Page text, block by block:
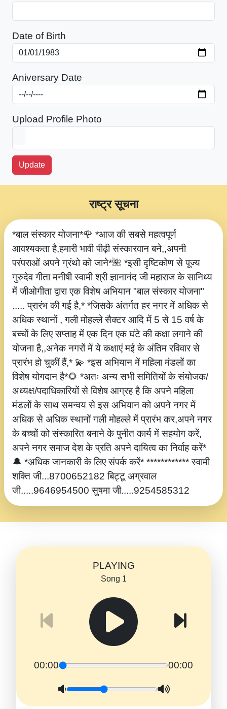
Date of Birth
Aniversary Date
Upload Profile Photo
Update
*बाल संस्कार योजना*🌹 *आज की सबसे महत्वपूर्ण
आवश्यकता है,हमारी भावी पीढ़ी संस्कारवान बने,,अपनी
परंपराओं अपने ग्रंथो को जाने*🌺 *इसी दृष्टिकोण से पूज्य
गुरुदेव गीता मनीषी स्वामी श्री ज्ञानानंद जी महाराज के सानिध्य
में जीओगीता द्वारा एक विशेष अभियान "बाल संस्कार योजना"
..... प्रारंभ की गई है,* *जिसके अंतर्गत हर नगर में अधिक से
अधिक स्थानों , गली मोहल्ले सैक्टर आदि में 5 से 15 वर्ष के
बच्चों के लिए सप्ताह में एक दिन एक घंटे की कक्षा लगाने की
योजना है,,अनेक नगरों में ये कक्षाएं मई के अंतिम रविवार से
प्रारंभ हो चुकीं हैं,* 💫 *इस अभियान में महिला मंडलों का
विशेष योगदान है*🌻 *अतः अन्य सभी समितियों के संयोजक/
अध्यक्ष/पदाधिकारियों से विशेष आग्रह है कि अपने महिला
मंडलों के साथ समन्वय से इस अभियान को अपने नगर में
अधिक से अधिक स्थानों गली मोहल्ले में प्रारंभ कर,अपने नगर
के बच्चों को संस्कारित बनाने के पुनीत कार्य में सहयोग करें,
अपने नगर समाज देश के प्रति अपने दायित्व का निर्वाह करें*
🔔 *अधिक जानकारी के लिए संपर्क करें* ************ स्वामी
शक्ति जी...8700652182 बिट्टू अग्रवाल
जी.....9646954500 सुषमा जी.....9254585312
राष्ट्र सूचना
PLAYING
Song 1
00:00 00:00